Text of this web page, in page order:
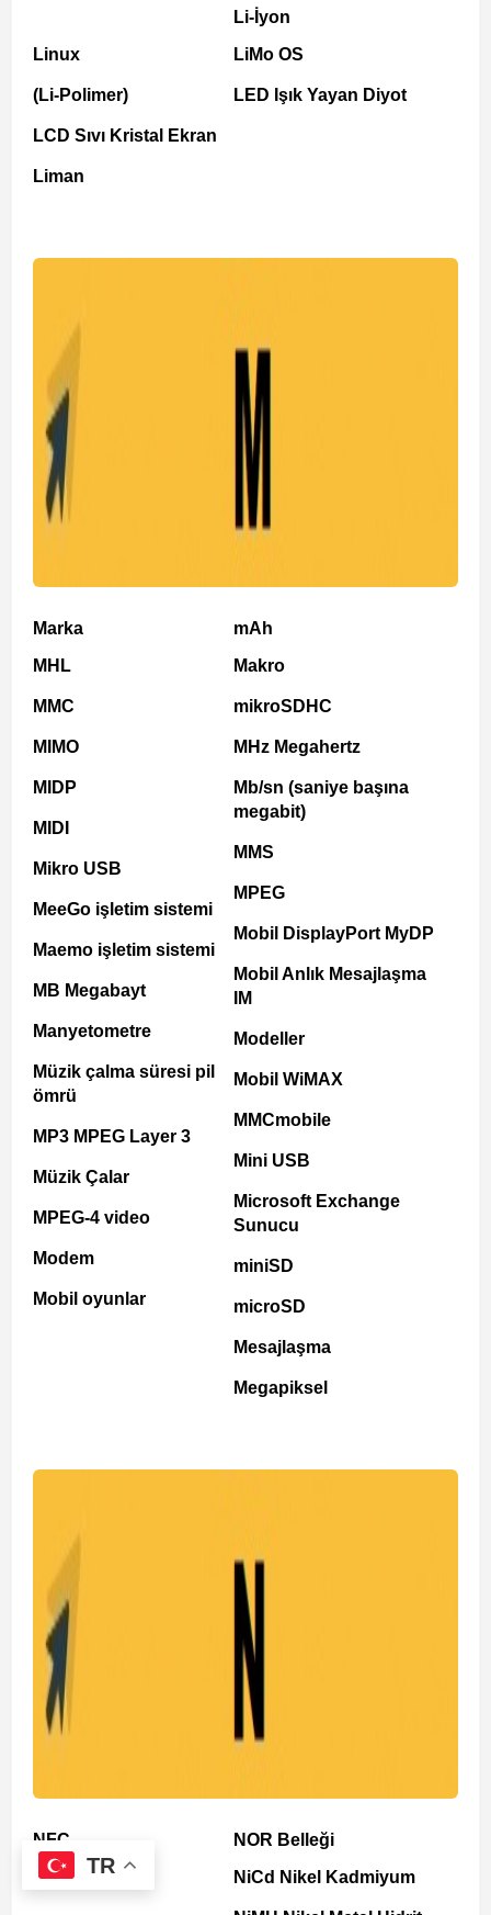
Linux
(Li-Polimer)
LCD Sıvı Kristal Ekran
Liman
Li-İyon
LiMo OS
LED Işık Yayan Diyot
Marka
MHL
MMC
MIMO
MIDP
MIDI
Mikro USB
MeeGo işletim sistemi
Maemo işletim sistemi
MB Megabayt
Manyetometre
Müzik çalma süresi pil
ömrü
MP3 MPEG Layer 3
Müzik Çalar
MPEG-4 video
Modem
Mobil oyunlar
mAh
Makro
mikroSDHC
MHz Megahertz
Mb/sn (saniye başına
megabit)
MMS
MPEG
Mobil DisplayPort MyDP
Mobil Anlık Mesajlaşma
IM
Modeller
Mobil WiMAX
MMCmobile
Mini USB
Microsoft Exchange
Sunucu
miniSD
microSD
Mesajlaşma
Megapiksel
NFC
NAND Bellek
NOR Belleği
NiCd Nikel Kadmiyum
TR